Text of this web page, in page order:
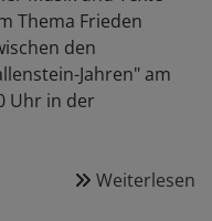
Thema Frieden
den
Jahren" am
Uhr in der
Weiterlesen